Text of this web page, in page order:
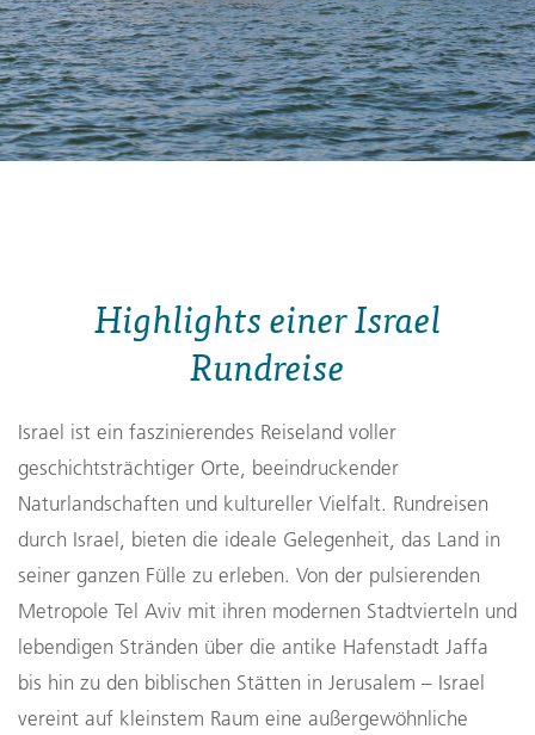
Highlights einer Israel
Rundreise
Israel ist ein faszinierendes Reiseland voller
geschichtsträchtiger Orte, beeindruckender
Naturlandschaften und kultureller Vielfalt. Rundreisen
durch Israel, bieten die ideale Gelegenheit, das Land in
seiner ganzen Fülle zu erleben. Von der pulsierenden
Metropole Tel Aviv mit ihren modernen Stadtvierteln und
lebendigen Stränden über die antike Hafenstadt Jaffa
bis hin zu den biblischen Stätten in Jerusalem – Israel
vereint auf kleinstem Raum eine außergewöhnliche